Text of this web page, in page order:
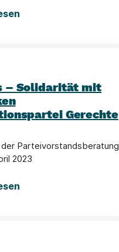
– Solidarität mit
Gerechte
Parteivorstandsberatung
2023